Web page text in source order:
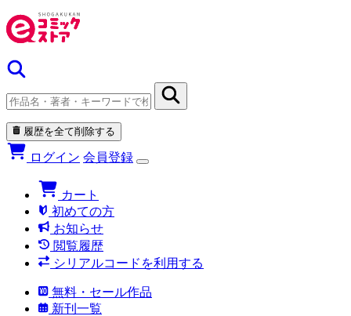
履歴を全て削除する
ログイン 会員登録
カート
初めての方
お知らせ
閲覧履歴
シリアルコードを利用する
無料・セール作品
新刊一覧